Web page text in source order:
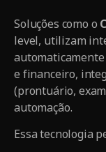
Soluções como o
level, utilizam
e financeiro,
(prontuário,
automação.
Essa tecnologia